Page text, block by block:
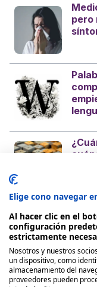
pero
¿Es
Nosotros
Quienes Somos
Elige cono navegar
Al hacer clic en el
configuración
estrictamente
Nosotros y nuestros
un dispositivo, como
almacenamiento del
proveedores pueden